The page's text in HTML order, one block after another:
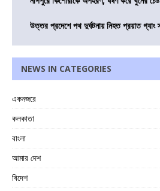
উত্তর প্রদেশে পথ দুর্ঘটনায় নিহত প্রয়াত গ্যাং
NEWS IN CATEGORIES
একনজরে
কলকাতা
বাংলা
আমার দেশ
বিদেশ